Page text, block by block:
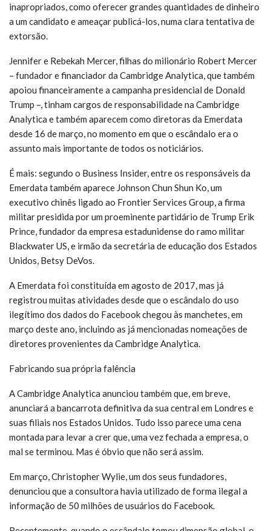
inapropriados, como oferecer grandes quantidades de dinheiro
a um candidato e ameaçar publicá-los, numa clara tentativa de
extorsão.
Jennifer e Rebekah Mercer, filhas do milionário Robert Mercer
– fundador e financiador da Cambridge Analytica, que também
apoiou financeiramente a campanha presidencial de Donald
Trump –, tinham cargos de responsabilidade na Cambridge
Analytica e também aparecem como diretoras da Emerdata
desde 16 de março, no momento em que o escândalo era o
assunto mais importante de todos os noticiários.
É mais: segundo o Business Insider, entre os responsáveis da
Emerdata também aparece Johnson Chun Shun Ko, um
executivo chinês ligado ao Frontier Services Group, a firma
militar presidida por um proeminente partidário de Trump Erik
Prince, fundador da empresa estadunidense do ramo militar
Blackwater US, e irmão da secretária de educação dos Estados
Unidos, Betsy DeVos.
A Emerdata foi constituída em agosto de 2017, mas já
registrou muitas atividades desde que o escândalo do uso
ilegítimo dos dados do Facebook chegou às manchetes, em
março deste ano, incluindo as já mencionadas nomeações de
diretores provenientes da Cambridge Analytica.
Fabricando sua própria falência
A Cambridge Analytica anunciou também que, em breve,
anunciará a bancarrota definitiva da sua central em Londres e
suas filiais nos Estados Unidos. Tudo isso parece uma cena
montada para levar a crer que, uma vez fechada a empresa, o
mal se terminou. Mas é óbvio que não será assim.
Em março, Christopher Wylie, um dos seus fundadores,
denunciou que a consultora havia utilizado de forma ilegal a
informação de 50 milhões de usuários do Facebook.